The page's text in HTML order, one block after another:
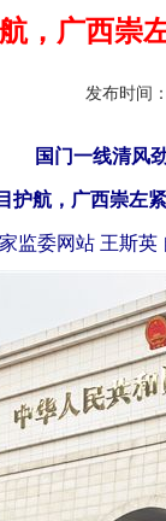
，广西崇
发布时间
国门一线清风
护航，广西崇左
监委网站 王斯英